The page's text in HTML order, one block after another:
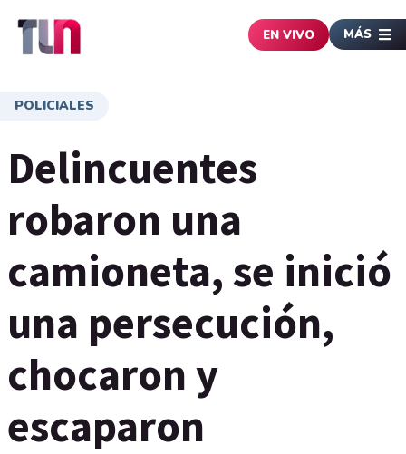
EN VIVO MÁS
POLICIALES
Delincuentes
robaron una
camioneta, se inició
una persecución,
chocaron y
escaparon